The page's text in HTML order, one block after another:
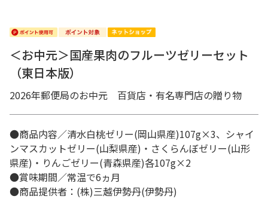
＜お中元＞国産果肉のフルーツゼリーセット
（東日本版）
2026年郵便局のお中元 百貨店・有名専門店の贈り物
●商品内容／清水白桃ゼリー(岡山県産)107g×3、シャイ
ンマスカットゼリー(山梨県産)・さくらんぼゼリー(山形
県産)・りんごゼリー(青森県産)各107g×2
●賞味期間／常温で6ヵ月
●商品提供者：(株)三越伊勢丹(伊勢丹)